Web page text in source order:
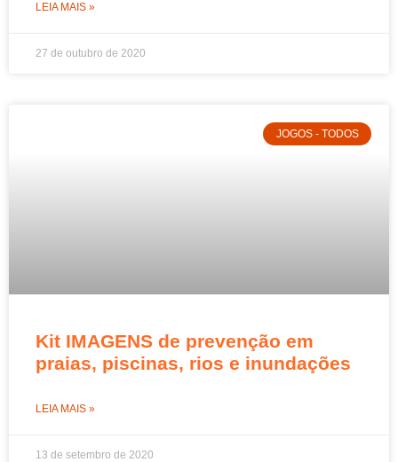
LEIA MAIS »
27 de outubro de 2020
JOGOS - TODOS
Kit IMAGENS de prevenção em
praias, piscinas, rios e inundações
LEIA MAIS »
13 de setembro de 2020